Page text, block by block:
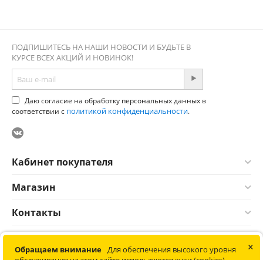
ПОДПИШИТЕСЬ НА НАШИ НОВОСТИ И БУДЬТЕ В
КУРСЕ ВСЕХ АКЦИЙ И НОВИНОК!
Даю согласие на обработку персональных данных в
соответствии с политикой конфиденциальности.
Кабинет покупателя
Магазин
Контакты
© 2012-2026 Соната. Все права защищены. Информация сайта
защищена законом об авторских правах. Не является
×
Обращаем внимание Для обеспечения высокого уровня